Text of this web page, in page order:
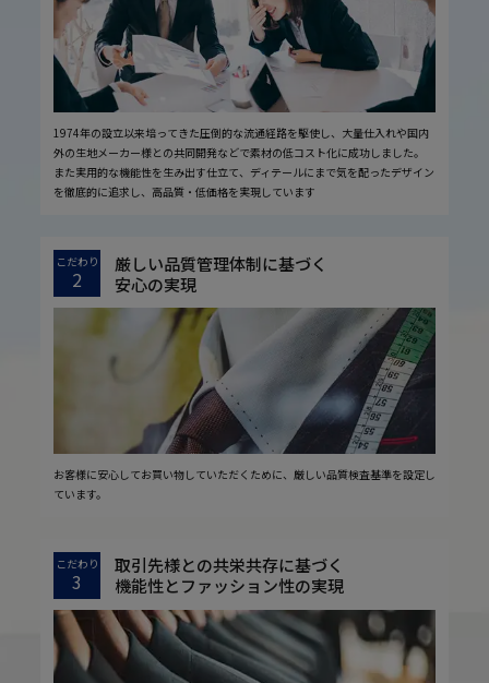
1974年の設立以来培ってきた圧倒的な流通経路を駆使し、大量仕入れや国内
外の生地メーカー様との共同開発などで素材の低コスト化に成功しました。
また実用的な機能性を生み出す仕立て、ディテールにまで気を配ったデザイン
を徹底的に追求し、高品質・低価格を実現しています
こだわり
2
厳しい品質管理体制に基づく
安心の実現
お客様に安心してお買い物していただくために、厳しい品質検査基準を設定し
ています。
こだわり
3
取引先様との共栄共存に基づく
機能性とファッション性の実現